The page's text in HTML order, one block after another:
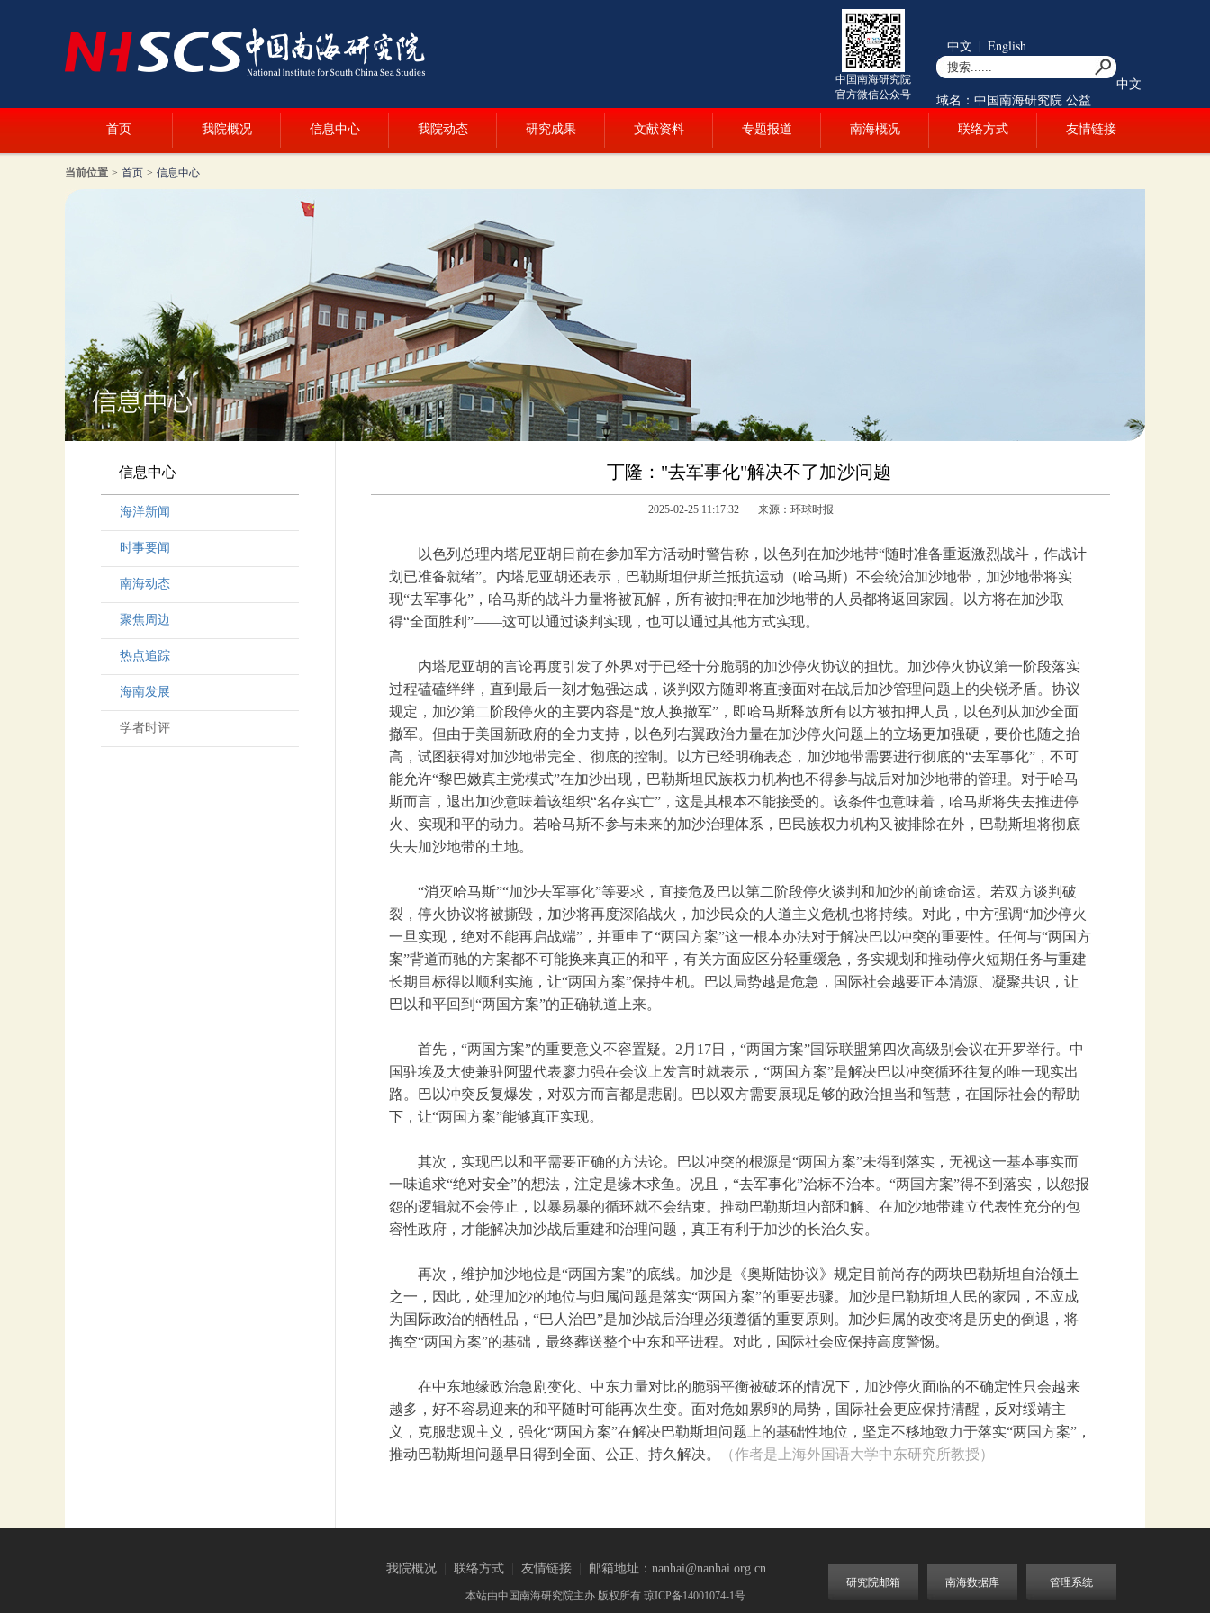
中国南海研究院
官方微信公众号
中文 | English
中文
域名：中国南海研究院.公益
首页 我院概况 信息中心 我院动态 研究成果 文献资料 专题报道 南海概况 联络方式 友情链接
当前位置 > 首页 > 信息中心
信息中心
海洋新闻
时事要闻
南海动态
聚焦周边
热点追踪
海南发展
学者时评
丁隆："去军事化"解决不了加沙问题
2025-02-25 11:17:32 来源：环球时报
以色列总理内塔尼亚胡日前在参加军方活动时警告称，以色列在加沙地带“随时准备重返激烈战斗，作战计
划已准备就绪”。内塔尼亚胡还表示，巴勒斯坦伊斯兰抵抗运动（哈马斯）不会统治加沙地带，加沙地带将实
现“去军事化”，哈马斯的战斗力量将被瓦解，所有被扣押在加沙地带的人员都将返回家园。以方将在加沙取
得“全面胜利”——这可以通过谈判实现，也可以通过其他方式实现。
内塔尼亚胡的言论再度引发了外界对于已经十分脆弱的加沙停火协议的担忧。加沙停火协议第一阶段落实
过程磕磕绊绊，直到最后一刻才勉强达成，谈判双方随即将直接面对在战后加沙管理问题上的尖锐矛盾。协议
规定，加沙第二阶段停火的主要内容是“放人换撤军”，即哈马斯释放所有以方被扣押人员，以色列从加沙全面
撤军。但由于美国新政府的全力支持，以色列右翼政治力量在加沙停火问题上的立场更加强硬，要价也随之抬
高，试图获得对加沙地带完全、彻底的控制。以方已经明确表态，加沙地带需要进行彻底的“去军事化”，不可
能允许“黎巴嫩真主党模式”在加沙出现，巴勒斯坦民族权力机构也不得参与战后对加沙地带的管理。对于哈马
斯而言，退出加沙意味着该组织“名存实亡”，这是其根本不能接受的。该条件也意味着，哈马斯将失去推进停
火、实现和平的动力。若哈马斯不参与未来的加沙治理体系，巴民族权力机构又被排除在外，巴勒斯坦将彻底
失去加沙地带的土地。
“消灭哈马斯”“加沙去军事化”等要求，直接危及巴以第二阶段停火谈判和加沙的前途命运。若双方谈判破
裂，停火协议将被撕毁，加沙将再度深陷战火，加沙民众的人道主义危机也将持续。对此，中方强调“加沙停火
一旦实现，绝对不能再启战端”，并重申了“两国方案”这一根本办法对于解决巴以冲突的重要性。任何与“两国方
案”背道而驰的方案都不可能换来真正的和平，有关方面应区分轻重缓急，务实规划和推动停火短期任务与重建
长期目标得以顺利实施，让“两国方案”保持生机。巴以局势越是危急，国际社会越要正本清源、凝聚共识，让
巴以和平回到“两国方案”的正确轨道上来。
首先，“两国方案”的重要意义不容置疑。2月17日，“两国方案”国际联盟第四次高级别会议在开罗举行。中
国驻埃及大使兼驻阿盟代表廖力强在会议上发言时就表示，“两国方案”是解决巴以冲突循环往复的唯一现实出
路。巴以冲突反复爆发，对双方而言都是悲剧。巴以双方需要展现足够的政治担当和智慧，在国际社会的帮助
下，让“两国方案”能够真正实现。
其次，实现巴以和平需要正确的方法论。巴以冲突的根源是“两国方案”未得到落实，无视这一基本事实而
一味追求“绝对安全”的想法，注定是缘木求鱼。况且，“去军事化”治标不治本。“两国方案”得不到落实，以怨报
怨的逻辑就不会停止，以暴易暴的循环就不会结束。推动巴勒斯坦内部和解、在加沙地带建立代表性充分的包
容性政府，才能解决加沙战后重建和治理问题，真正有利于加沙的长治久安。
再次，维护加沙地位是“两国方案”的底线。加沙是《奥斯陆协议》规定目前尚存的两块巴勒斯坦自治领土
之一，因此，处理加沙的地位与归属问题是落实“两国方案”的重要步骤。加沙是巴勒斯坦人民的家园，不应成
为国际政治的牺牲品，“巴人治巴”是加沙战后治理必须遵循的重要原则。加沙归属的改变将是历史的倒退，将
掏空“两国方案”的基础，最终葬送整个中东和平进程。对此，国际社会应保持高度警惕。
在中东地缘政治急剧变化、中东力量对比的脆弱平衡被破坏的情况下，加沙停火面临的不确定性只会越来
越多，好不容易迎来的和平随时可能再次生变。面对危如累卵的局势，国际社会更应保持清醒，反对绥靖主
义，克服悲观主义，强化“两国方案”在解决巴勒斯坦问题上的基础性地位，坚定不移地致力于落实“两国方案”，
推动巴勒斯坦问题早日得到全面、公正、持久解决。
（作者是上海外国语大学中东研究所教授）
我院概况 联络方式 友情链接 邮箱地址：nanhai@nanhai.org.cn
本站由中国南海研究院主办 版权所有 琼ICP备14001074-1号
研究院邮箱 南海数据库 管理系统